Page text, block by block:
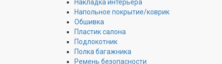
Накладка интерьера
Напольное покрытие/коврик
Обшивка
Пластик салона
Подлокотник
Полка багажника
Ремень безопасности